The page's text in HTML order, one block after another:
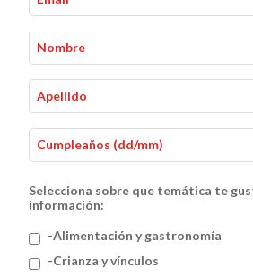
Selecciona sobre que temática te
información:
-Alimentación y gastronomía
-Crianza y vínculos